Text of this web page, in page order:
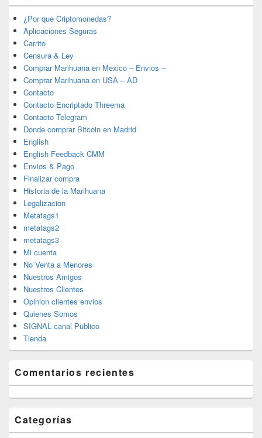
¿Por que Criptomonedas?
Aplicaciones Seguras
Carrito
Censura & Ley
Comprar Marihuana en Mexico – Envios –
Comprar Marihuana en USA – AD
Contacto
Contacto Encriptado Threema
Contacto Telegram
Donde comprar Bitcoin en Madrid
English
English Feedback CMM
Envios & Pago
Finalizar compra
Historia de la Marihuana
Legalizacion
Metatags1
metatags2
metatags3
Mi cuenta
No Venta a Menores
Nuestros Amigos
Nuestros Clientes
Opinion clientes envios
Quienes Somos
SIGNAL canal Publico
Tienda
Comentarios recientes
Categorías